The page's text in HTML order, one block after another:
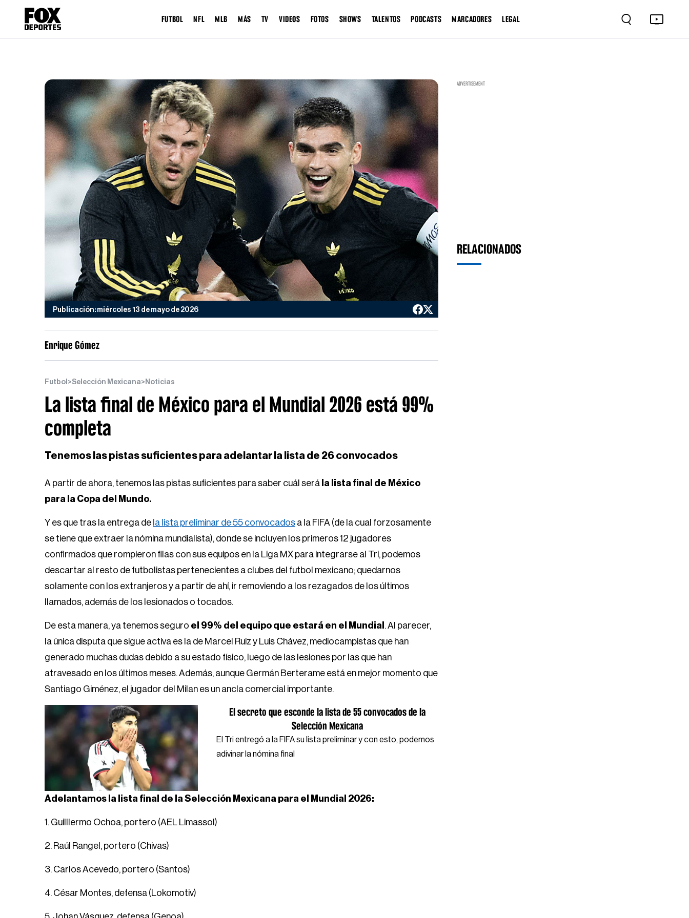
FUTBOL NFL MLB MÁS TV VIDEOS FOTOS SHOWS TALENTOS PODCASTS MARCADORES LEGAL
Publicación: miércoles 13 de mayo de 2026
Enrique Gómez
Futbol >Selección Mexicana> Noticias
La lista final de México para el Mundial 2026 está 99%
completa
Tenemos las pistas suficientes para adelantar la lista de 26 convocados
A partir de ahora, tenemos las pistas suficientes para saber cuál será la lista final de México
para la Copa del Mundo.
Y es que tras la entrega de la lista preliminar de 55 convocados a la FIFA (de la cual forzosamente
se tiene que extraer la nómina mundialista), donde se incluyen los primeros 12 jugadores
confirmados que rompieron filas con sus equipos en la Liga MX para integrarse al Tri, podemos
descartar al resto de futbolistas pertenecientes a clubes del futbol mexicano; quedarnos
solamente con los extranjeros y a partir de ahí, ir removiendo a los rezagados de los últimos
llamados, además de los lesionados o tocados.
De esta manera, ya tenemos seguro el 99% del equipo que estará en el Mundial . Al parecer,
la única disputa que sigue activa es la de Marcel Ruiz y Luis Chávez, mediocampistas que han
generado muchas dudas debido a su estado físico, luego de las lesiones por las que han
atravesado en los últimos meses. Además, aunque Germán Berterame está en mejor momento que
Santiago Giménez, el jugador del Milan es un ancla comercial importante.
El secreto que esconde la lista de 55 convocados de la
Selección Mexicana
El Tri entregó a la FIFA su lista preliminar y con esto, podemos
adivinar la nómina final
Adelantamos la lista final de la Selección Mexicana para el Mundial 2026:
1. Guilllermo Ochoa, portero (AEL Limassol)
2. Raúl Rangel, portero (Chivas)
3. Carlos Acevedo, portero (Santos)
4. César Montes, defensa (Lokomotiv)
ADVERTISEMENT